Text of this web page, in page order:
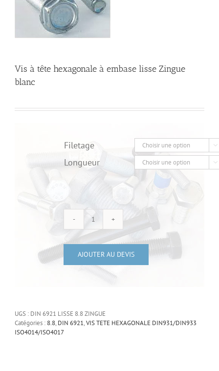
Vis à tête hexagonale à embase lisse Zingue
blanc
Filetage 
Longueur 
quantité
Vis
à
embase
AJOUTER AU DEVIS
UGS : DIN 6921 LISSE 8.8 ZINGUE
Catégories : 8.8, DIN 6921,VIS TETE HEXAGONALE DIN931/DIN933
ISO4014/ISO4017